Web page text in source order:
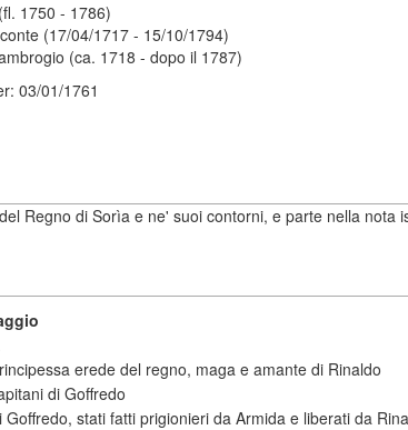
1750 - 1786)
(17/04/1717 - 15/10/1794)
(ca. 1718 - dopo il 1787)
03/01/1761
Regno di Sorìa e ne' suoi contorni, e parte nella
erede del regno, maga e amante di Rinaldo
di Goffredo
stati fatti prigionieri da Armida e liberati da